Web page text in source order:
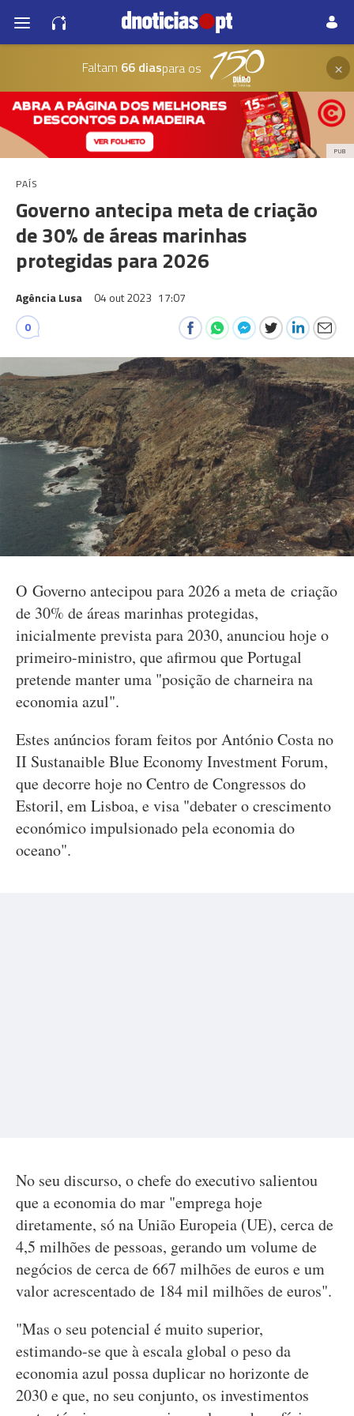
Faltam 66 diaspara os ×
PUB
PAÍS
Governo antecipa meta de criação
de 30% de áreas marinhas
protegidas para 2026
Agência Lusa 04 out 2023 17:07
0
O Governo antecipou para 2026 a meta de criação
de 30% de áreas marinhas protegidas,
inicialmente prevista para 2030, anunciou hoje o
primeiro-ministro, que afirmou que Portugal
pretende manter uma "posição de charneira na
economia azul".
Estes anúncios foram feitos por António Costa no
II Sustanaible Blue Economy Investment Forum,
que decorre hoje no Centro de Congressos do
Estoril, em Lisboa, e visa "debater o crescimento
económico impulsionado pela economia do
oceano".
No seu discurso, o chefe do executivo salientou
que a economia do mar "emprega hoje
diretamente, só na União Europeia (UE), cerca de
4,5 milhões de pessoas, gerando um volume de
negócios de cerca de 667 milhões de euros e um
valor acrescentado de 184 mil milhões de euros".
"Mas o seu potencial é muito superior,
estimando-se que à escala global o peso da
economia azul possa duplicar no horizonte de
2030 e que, no seu conjunto, os investimentos